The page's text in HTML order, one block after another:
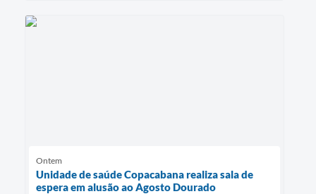
Ontem
Unidade de saúde Copacabana realiza sala de
espera em alusão ao Agosto Dourado